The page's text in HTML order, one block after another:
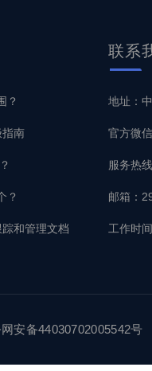
？
指南
？
和管理文档
联系
地址：
官方微
服务热
邮箱：
工作时
安备44030702005542号